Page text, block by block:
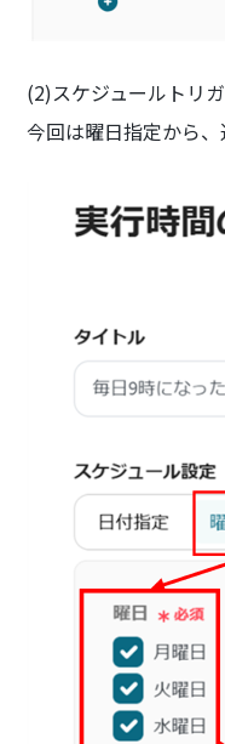
(2)スケジュールトリ
今回は曜日指定から